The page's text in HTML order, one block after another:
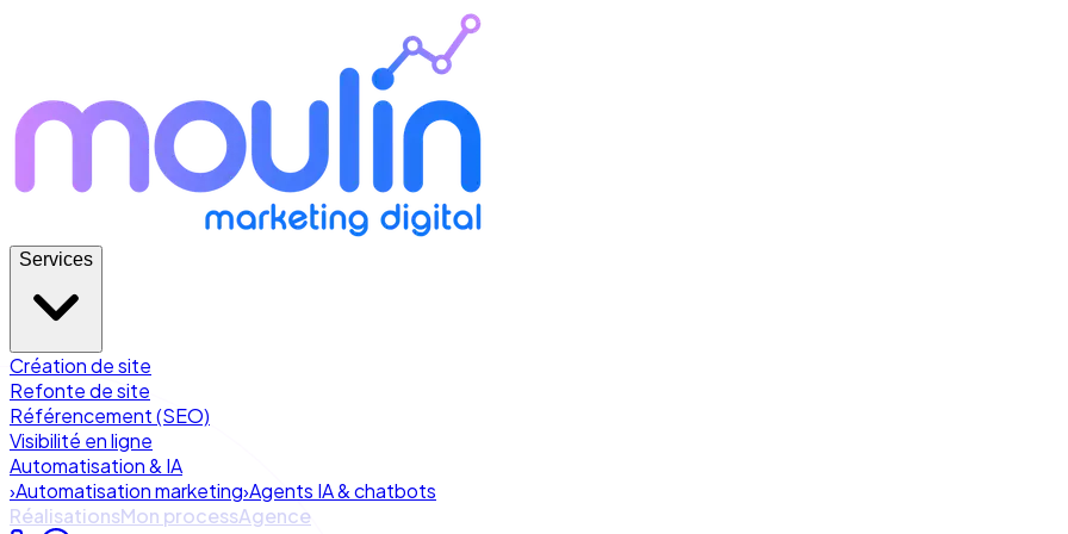
Services
Création de site
Refonte de site
Référencement (SEO)
Visibilité en ligne
Automatisation & IA
›Automatisation marketing›Agents IA & chatbots
RéalisationsMon processAgence